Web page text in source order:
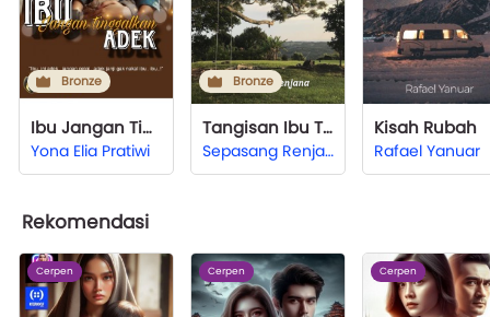
Bronze
Ibu Jangan Tinggalkan Adek
Yona Elia Pratiwi
Bronze
Tangisan Ibu Terhenti
Sepasang Renjana
Kisah Rubah
Rafael Yanuar
Rekomendasi
Cerpen Cerpen Cerpen